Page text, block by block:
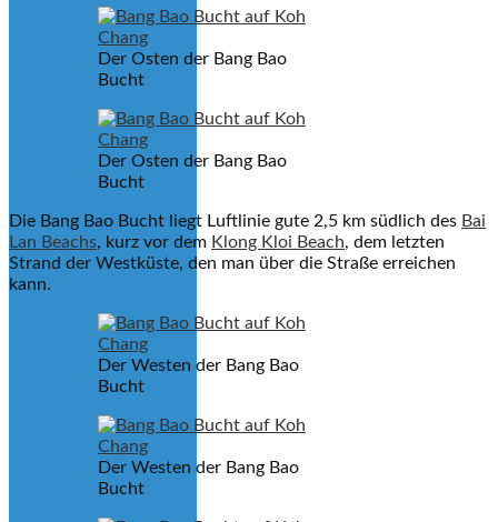
Der Osten der Bang Bao
Bucht
Der Osten der Bang Bao
Bucht
Die Bang Bao Bucht liegt Luftlinie gute 2,5 km südlich des Bai
Lan Beachs, kurz vor dem Klong Kloi Beach, dem letzten
Strand der Westküste, den man über die Straße erreichen
kann.
Der Westen der Bang Bao
Bucht
Der Westen der Bang Bao
Bucht